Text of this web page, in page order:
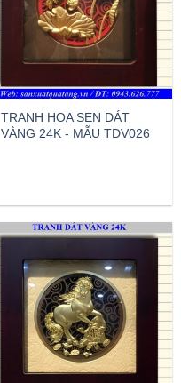
TRANH HOA SEN DÁT
VÀNG 24K - MẪU TDV026